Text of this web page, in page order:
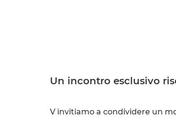
Un incontro esclusivo
V invitiamo a condividere un